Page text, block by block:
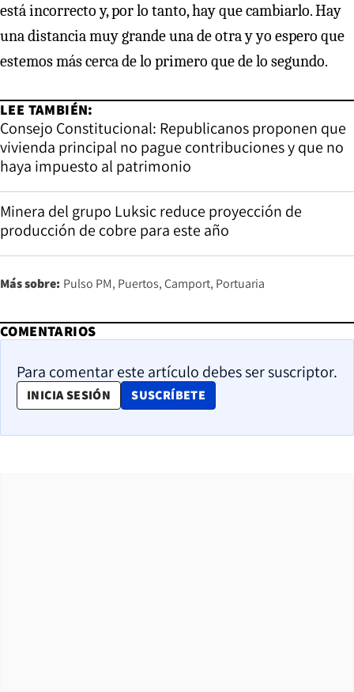
está incorrecto y, por lo tanto, hay que cambiarlo. Hay
una distancia muy grande una de otra y yo espero que
estemos más cerca de lo primero que de lo segundo.
LEE TAMBIÉN:
Consejo Constitucional: Republicanos proponen que
vivienda principal no pague contribuciones y que no
haya impuesto al patrimonio
Minera del grupo Luksic reduce proyección de
producción de cobre para este año
Más sobre: Pulso PM Puertos Camport Portuaria
COMENTARIOS
Para comentar este artículo debes ser suscriptor.
INICIA SESIÓN SUSCRÍBETE
OPENS IN NEW WINDOW